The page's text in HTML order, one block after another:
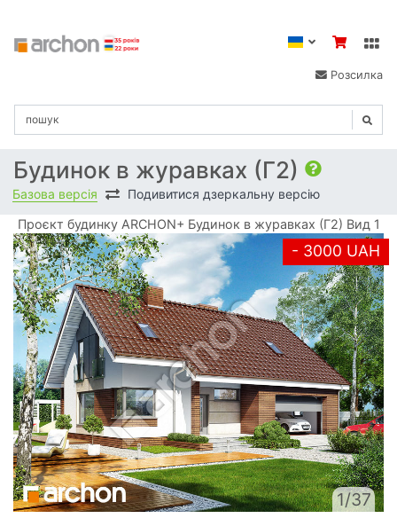
Розсилка
Будинок в журавках (Г2)
Базова версія Подивитися дзеркальну версію
Проєкт будинку ARCHON+ Будинок в журавках (Г2) Вид 1
- 3000 UAH
1/37